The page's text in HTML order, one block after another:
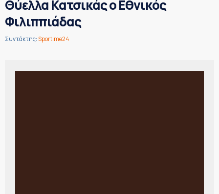
Θύελλα Κατσικάς ο Εθνικός
Φιλιππιάδας
Συντάκτης:Sportime24